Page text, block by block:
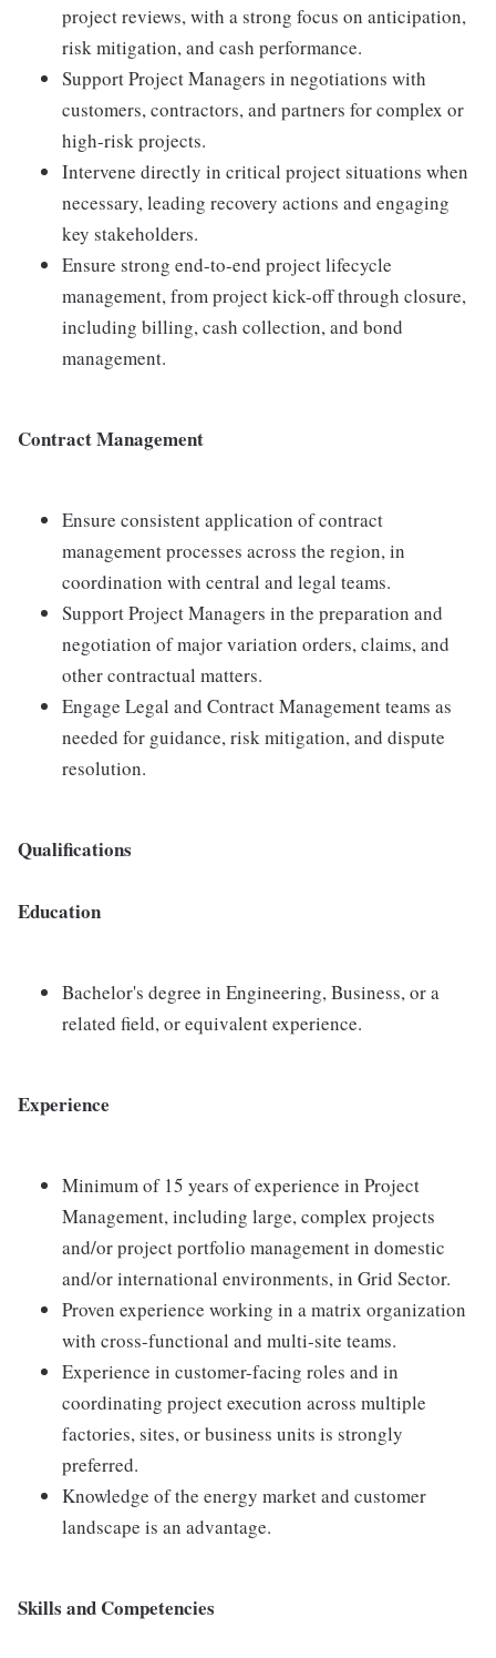
project reviews, with a strong focus on anticipation,
risk mitigation, and cash performance.
Support Project Managers in negotiations with
customers, contractors, and partners for complex or
high-risk projects.
Intervene directly in critical project situations when
necessary, leading recovery actions and engaging
key stakeholders.
Ensure strong end-to-end project lifecycle
management, from project kick-off through closure,
including billing, cash collection, and bond
management.
Contract Management
Ensure consistent application of contract
management processes across the region, in
coordination with central and legal teams.
Support Project Managers in the preparation and
negotiation of major variation orders, claims, and
other contractual matters.
Engage Legal and Contract Management teams as
needed for guidance, risk mitigation, and dispute
resolution.
Qualifications
Education
Bachelor's degree in Engineering, Business, or a
related field, or equivalent experience.
Experience
Minimum of 15 years of experience in Project
Management, including large, complex projects
and/or project portfolio management in domestic
and/or international environments, in Grid Sector.
Proven experience working in a matrix organization
with cross-functional and multi-site teams.
Experience in customer-facing roles and in
coordinating project execution across multiple
factories, sites, or business units is strongly
preferred.
Knowledge of the energy market and customer
landscape is an advantage.
Skills and Competencies